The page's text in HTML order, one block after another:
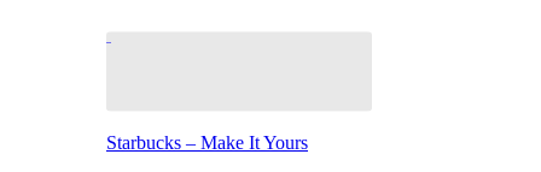
Starbucks – Make It Yours